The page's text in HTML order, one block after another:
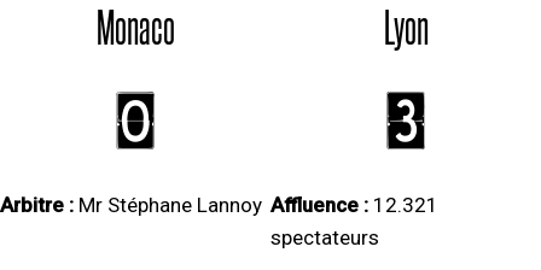
Monaco Lyon
0 3
Arbitre : Mr Stéphane Lannoy Affluence : 12.321
spectateurs